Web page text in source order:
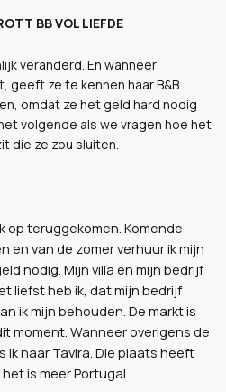
BB VOL LIEFDE
veranderd. En wanneer
geeft ze te kennen haar B&B
omdat ze het geld hard nodig
volgende als we vragen hoe het
die ze zou sluiten.
op teruggekomen. Komende
en van de zomer verhuur ik mijn
nodig. Mijn villa en mijn bedrijf
liefst heb ik, dat mijn bedrijf
ik mijn behouden. De markt is
moment. Wanneer overigens de
ik naar Tavira. Die plaats heeft
is meer Portugal.